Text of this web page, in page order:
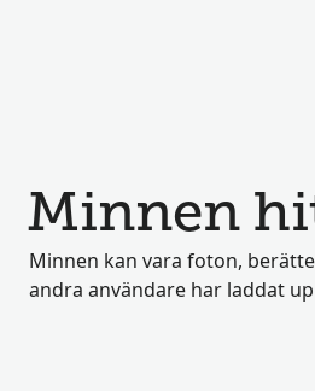
Minnen
Minnen kan vara foton,
andra användare har laddat